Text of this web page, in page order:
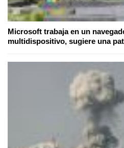
Microsoft trabaja en un
multidispositivo, sugiere una